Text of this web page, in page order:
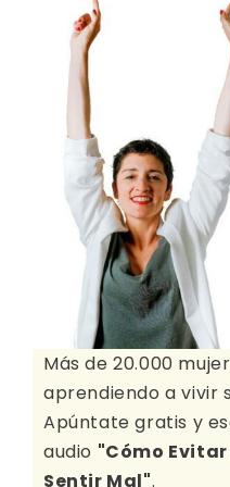
Más de 20.000
aprendiendo a vivir
Apúntate gratis y
audio "Cómo
Sentir Mal".